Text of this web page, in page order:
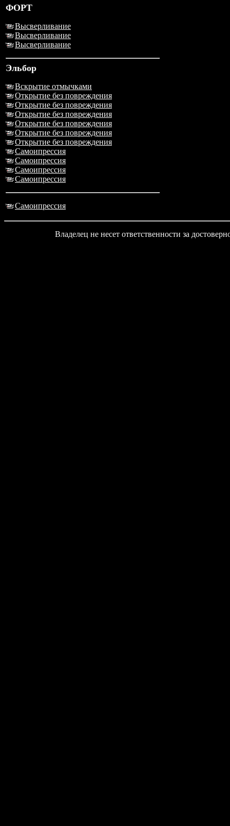
ФОРТ
Высверливание
Высверливание
Высверливание
Эльбор
Вскрытие отмычками
Открытие без повреждения
Открытие без повреждения
Открытие без повреждения
Открытие без повреждения
Открытие без повреждения
Открытие без повреждения
Самоипрессия
Самоипрессия
Самоипрессия
Самоипрессия
Самоипрессия
Владелец не несет ответственности за